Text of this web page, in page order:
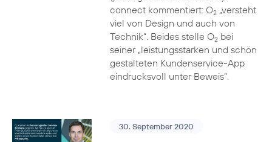
connect kommentiert: O2„versteht
viel von Design und auch von
Technik“. Beides stelle O2bei
seiner „leistungsstarken und schön
gestalteten Kundenservice-App
eindrucksvoll unter Beweis“.
30. September 2020